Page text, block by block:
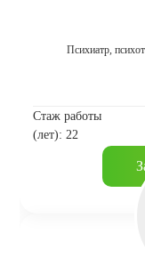
Психиатр,
Стаж работы
(лет): 22